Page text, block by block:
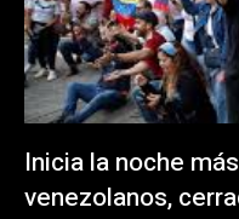
Inicia la noche
venezolanos,